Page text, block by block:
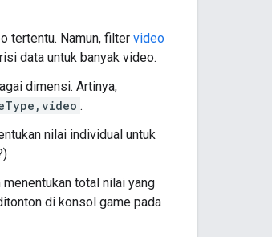
tertentu. Namun, filter video
data untuk banyak video.
dimensi. Artinya,
.
nilai individual untuk
total nilai yang
di konsol game pada